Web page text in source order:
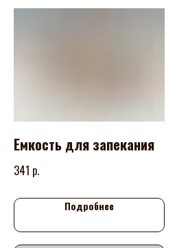
Емкость для запекания
341 р.
Подробнее